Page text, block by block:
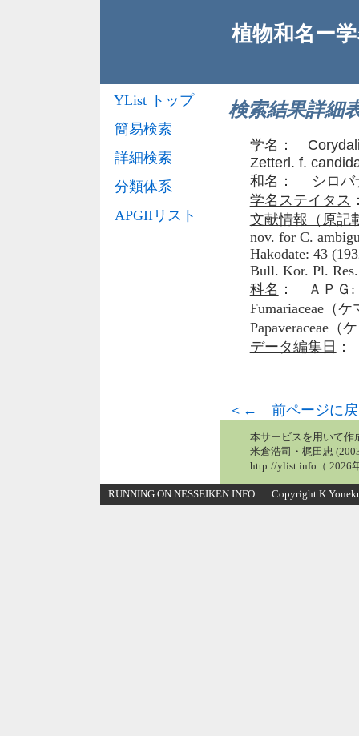
植物和名ー
検索結果詳細
学名 ：
Zetterl. f.
和名 ： シロバ
学名ステイタス
文献情報（原記
nov. for C.
Hakodate: 43
Bull. Kor. Pl.
科名 ： ＡＰＧ:
Fumariaceae（
Papaveraceae（
データ編集日
＜← 前ページに戻
YList トップ
簡易検索
詳細検索
分類体系
APGIIリスト
本サービスを用いて作
米倉浩司・梶田忠
http://ylist.info（ 2026
RUNNING ON NESSEIKEN.INFO Copyright